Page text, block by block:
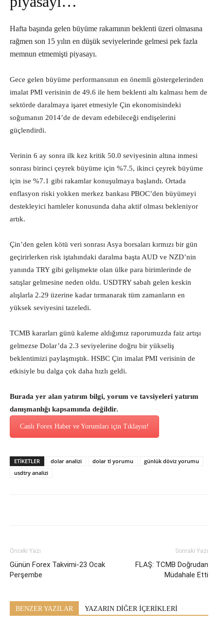
Hafta başında gelen büyüme rakamının beklenti üzeri olmasına
rağmen son 15 yılın en düşük seviyelerinde gelmesi pek fazla
memnun etmemişti piyasayı.
Gece gelen büyüme performansının en önemli göstergelerinden
imalat PMI verisinin de 49.6 ile hem beklenti altı kalması hem de
sektörde daralmaya işaret etmesiyle Çin ekonomisindeki
soğumanın 2014’de de devam edebileceği endişelerini
güçlendirdi.
Verinin 6 ay sonra ilk kez kritik 50.0 seviyesinin altına inmesi
sonrası birinci çeyrek büyüme için %7.5, ikinci çeyrek büyüme
için ise %7.1 gibi rakamlar konuşulmaya başlandı. Ortada
enflasyon riski yokken merkez bankası PBOC’den büyümeyi
destekleyici hamleler konusunda daha aktif olması bekleniyor
artık.
Çin’den gelen kötü veri sonrası Asya borsaları kırmızı bir gün
geçirirlerken risk iştahındaki daralma başta AUD ve NZD’nin
yanında TRY gibi gelişmekte olan ülke para birimlerinde de
satışlar gelmesine neden oldu. USDTRY sabah gelen keskin
alışlarla 2.29 üzerine kadar tırmanarak tüm zamanların en
yüksek seviyesini tazeledi.
TCMB kararları günü kaleme aldığımız raporumuzda faiz artışı
gelmezse Dolar’da 2.3 seviyelerine doğru bir yükseliş
beklentimizi paylaşmıştık. HSBC Çin imalat PMI verisinin de
etkisiyle bu dalga çok daha hızlı geldi.
Burada yer alan yatırım bilgi, yorum ve tavsiyeleri yatırım
danışmanlığı kapsamında değildir.
Canlı Forex Haber ve Yorumları için Tıklayın!
ETİKETLER dolar analizi dolar tl yorumu
günlük döviz yorumu
usdtry analizi
Önceki Yazı
Günün Forex Takvimi-23 Ocak
Perşembe
Sonraki Yazı
FLAŞ: TCMB Doğrudan
Müdahale Etti
BENZER YAZILAR YAZARIN DİĞER İÇERİKLERİ